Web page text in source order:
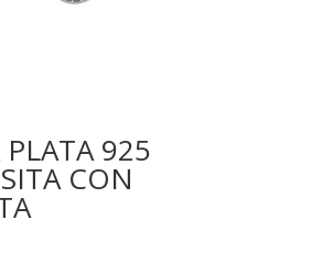
PLATA 925
CON